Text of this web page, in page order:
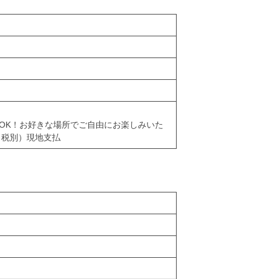
！お好きな場所でご自由にお楽しみいた
別）現地支払